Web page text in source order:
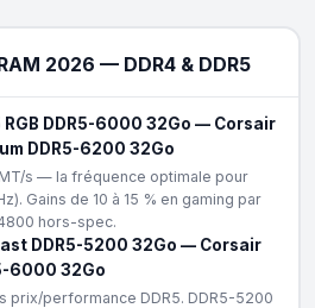
2026 — DDR4 & DDR5
DDR5-6000 32Go — Corsair
DDR5-6200 32Go
s — la fréquence optimale pour
Gains de 10 à 15 % en gaming par
hors-spec.
DDR5-5200 32Go — Corsair
6000 32Go
prix/performance DDR5. DDR5-5200